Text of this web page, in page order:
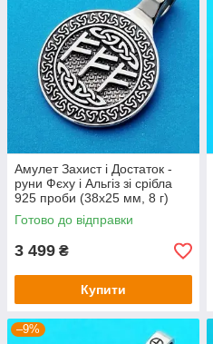
Амулет Захист і Достаток -
руни Фєху і Альгіз зі срібла
925 проби (38х25 мм, 8 г)
Готово до відправки
3 499 ₴
Купити
–9%